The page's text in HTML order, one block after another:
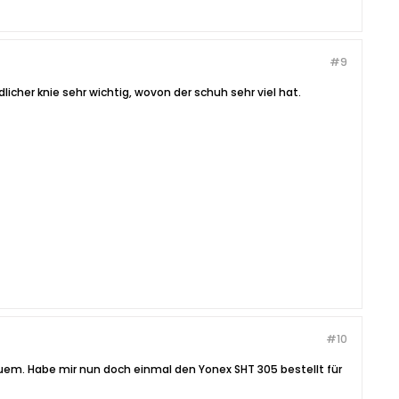
#9
knie sehr wichtig, wovon der schuh sehr viel hat.
#10
Habe mir nun doch einmal den Yonex SHT 305 bestellt für